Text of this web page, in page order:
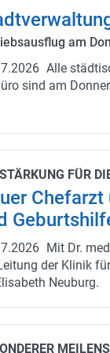
am
Alle
sind am
FÜR
Mit Dr.
der Kli­nik
Neu­burg.